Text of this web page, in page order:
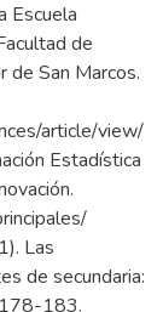
Escuela
de
de San Marcos.
article/view/
Estadística
Las
de secundaria:
178-183.